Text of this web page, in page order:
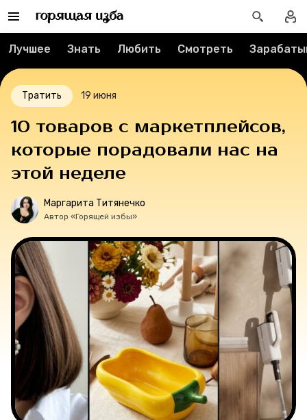
Мерч
О компании
Новости
Тесты
Секспросвет
Великие женщины
Тренды
Рецепты
Ваши истории
Лучшее Знать Любить Смотреть
Тратить 19 июня
10 товаров с маркетплейсов,
которые порадовали нас на
этой неделе
Маргарита Титянечко
Автор «Горящей избы»